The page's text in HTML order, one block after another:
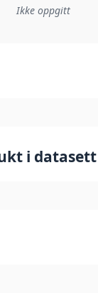
til en
Ikke oppgitt
i datasett